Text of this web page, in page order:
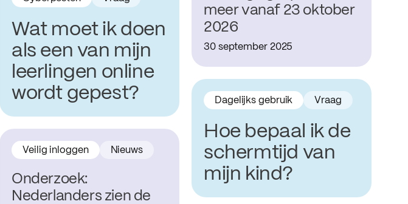
meer vanaf 23 oktober
2026
30 september 2025
Wat moet ik doen
als een van mijn
leerlingen online
wordt gepest?
Hoe bepaal ik de
schermtijd van
mijn kind?
Dagelijks gebruik Vraag
Onderzoek:
Nederlanders zien de
Veilig inloggen Nieuws